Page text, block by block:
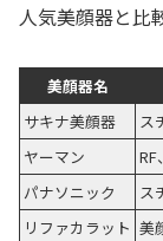
人気美顔器と比
美顔器名
サキナ美顔器
ス
ヤーマン
RF
パナソニック
ス
リファカラット 美